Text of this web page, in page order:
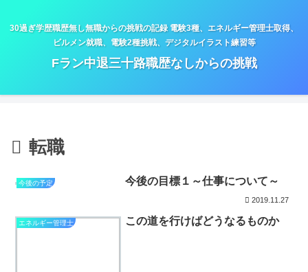
30過ぎ学歴職歴無し無職からの挑戦の記録 電験3種、エネルギー管理士取得、
ビルメン就職、電験2種挑戦、デジタルイラスト練習等
Fラン中退三十路職歴なしからの挑戦
転職
今後の予定 今後の目標１～仕事について～
2019.11.27
エネルギー管理士 この道を行けばどうなるものか